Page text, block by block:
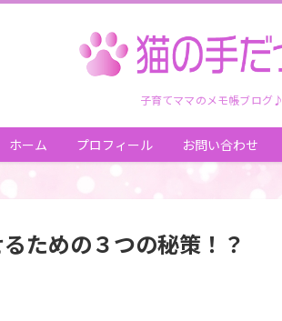
子育てママのメモ帳ブログ♪
ホーム プロフィール お問い合わせ
ための３つの秘策！？